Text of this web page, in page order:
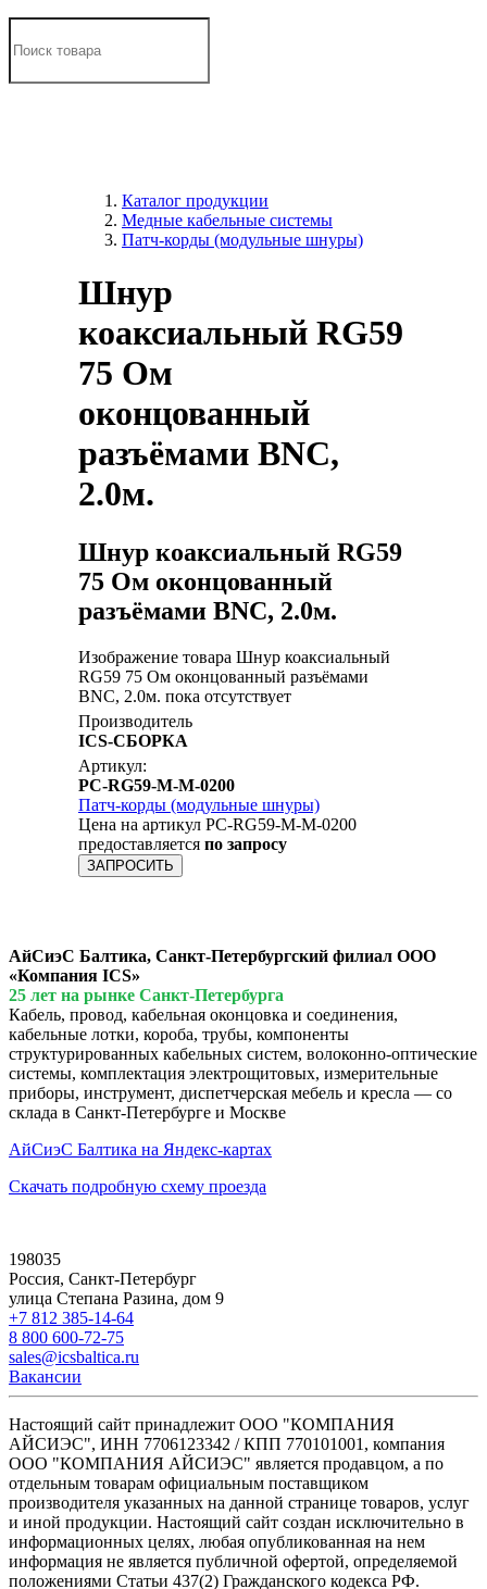
Каталог продукции
Медные кабельные системы
Патч-корды (модульные шнуры)
Шнур
коаксиальный RG59
75 Ом
оконцованный
разъёмами BNC,
2.0м.
Шнур коаксиальный RG59
75 Ом оконцованный
разъёмами BNC, 2.0м.
Изображение товара Шнур коаксиальный
RG59 75 Ом оконцованный разъёмами
BNC, 2.0м. пока отсутствует
Производитель
ICS-СБОРКА
Артикул:
PC-RG59-M-M-0200
Патч-корды (модульные шнуры)
Цена на артикул PC-RG59-M-M-0200
предоставляется по запросу
ЗАПРОСИТЬ
АйСиэС Балтика, Санкт-Петербургский филиал ООО
«Компания ICS»
25 лет на рынке Санкт-Петербурга
Кабель, провод, кабельная оконцовка и соединения,
кабельные лотки, короба, трубы, компоненты
структурированных кабельных систем, волоконно-оптические
системы, комплектация электрощитовых, измерительные
приборы, инструмент, диспетчерская мебель и кресла — со
склада в Санкт-Петербурге и Москве
АйСиэС Балтика на Яндекс-картах
Скачать подробную схему проезда
198035
Россия, Санкт-Петербург
улица Степана Разина, дом 9
+7 812 385-14-64
8 800 600-72-75
sales@icsbaltica.ru
Вакансии
Настоящий сайт принадлежит ООО "КОМПАНИЯ
АЙСИЭС", ИНН 7706123342 / КПП 770101001, компания
ООО "КОМПАНИЯ АЙСИЭС" является продавцом, а по
отдельным товарам официальным поставщиком
производителя указанных на данной странице товаров, услуг
и иной продукции. Настоящий сайт создан исключительно в
информационных целях, любая опубликованная на нем
информация не является публичной офертой, определяемой
положениями Статьи 437(2) Гражданского кодекса РФ.